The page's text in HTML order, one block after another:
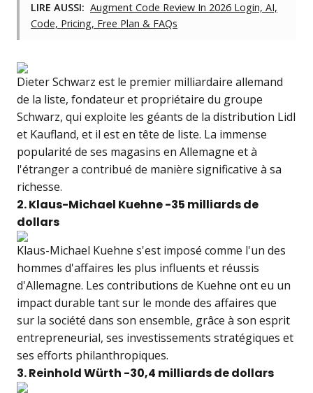
LIRE AUSSI: Augment Code Review In 2026 Login, AI,
Code, Pricing, Free Plan & FAQs
Dieter Schwarz est le premier milliardaire allemand
de la liste, fondateur et propriétaire du groupe
Schwarz, qui exploite les géants de la distribution Lidl
et Kaufland, et il est en tête de liste. La immense
popularité de ses magasins en Allemagne et à
l'étranger a contribué de manière significative à sa
richesse.
2. Klaus-Michael Kuehne -35 milliards de
dollars
Klaus-Michael Kuehne s'est imposé comme l'un des
hommes d'affaires les plus influents et réussis
d'Allemagne. Les contributions de Kuehne ont eu un
impact durable tant sur le monde des affaires que
sur la société dans son ensemble, grâce à son esprit
entrepreneurial, ses investissements stratégiques et
ses efforts philanthropiques.
3. Reinhold Würth -30,4 milliards de dollars